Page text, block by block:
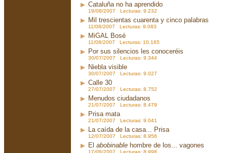
Cataluña no ha aprendido
19/08/2007 Lecturas: 9.232
Mil trescientas cuarenta y cinco palabras
11/08/2007 Lecturas: 9.083
MiGAL Bosé
11/08/2007 Lecturas: 10.165
Por sus silencios les conoceréis
30/07/2007 Lecturas: 9.344
Niebla visible
30/07/2007 Lecturas: 9.027
Calle 30
27/07/2007 Lecturas: 8.752
Menudos ciudadanos
21/07/2007 Lecturas: 8.479
Prisa mata
21/07/2007 Lecturas: 9.041
La caída de la casa... Prisa
12/07/2007 Lecturas: 8.956
El abobinable hombre de los... vagones
17/06/2007 Lecturas: 8.998